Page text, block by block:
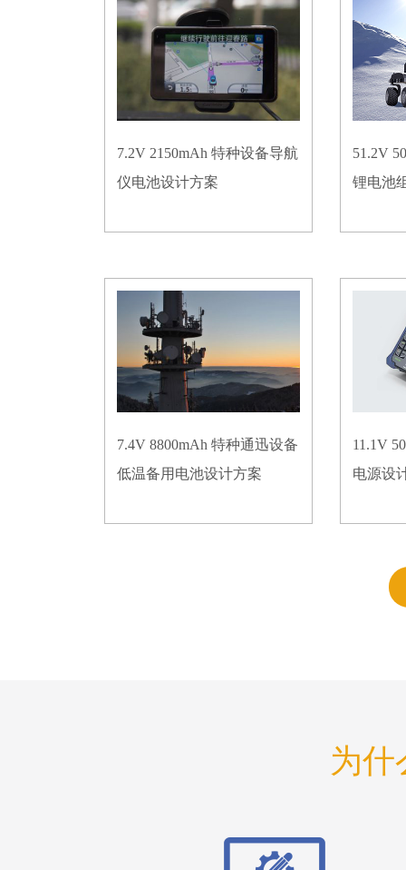
7.2V 2150mAh 特种设备导航
仪电池设计方案
51.2V
锂电池
7.4V 8800mAh 特种通迅设备
低温备用电池设计方案
11.1V
电源设
为什